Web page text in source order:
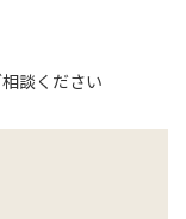
談ください